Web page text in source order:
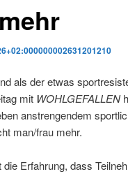
als der etwas
mit WOHLGEFALLEN
anstrengendem
man/frau mehr.
Erfahrung, dass